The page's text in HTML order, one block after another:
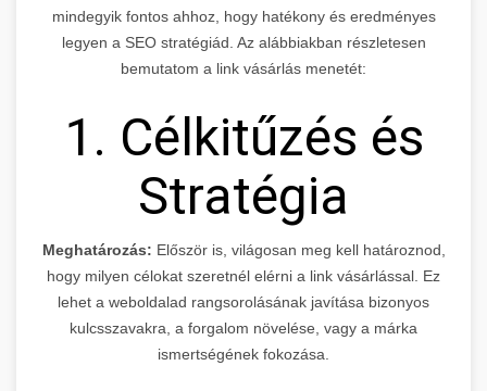
mindegyik fontos ahhoz, hogy hatékony és eredményes
legyen a SEO stratégiád. Az alábbiakban részletesen
bemutatom a link vásárlás menetét:
1. Célkitűzés és
Stratégia
Meghatározás: Először is, világosan meg kell határoznod,
hogy milyen célokat szeretnél elérni a link vásárlással. Ez
lehet a weboldalad rangsorolásának javítása bizonyos
kulcsszavakra, a forgalom növelése, vagy a márka
ismertségének fokozása.